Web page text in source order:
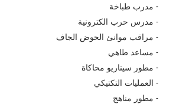
- مدرب طباخة
- مدرس حرب الكترونية
- مراقب موانئ الحوض​ الجاف
- مساعد طاهي
- مطور سيناريو محاكاة
- العمليات التكتيكي
- مطور مناهج